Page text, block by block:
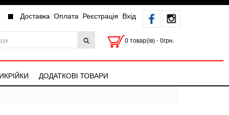
Доставка Оплата Реєстрація Вхід
0 товар(ів) - 0грн.
ДОДАТКОВІ ТОВАРИ